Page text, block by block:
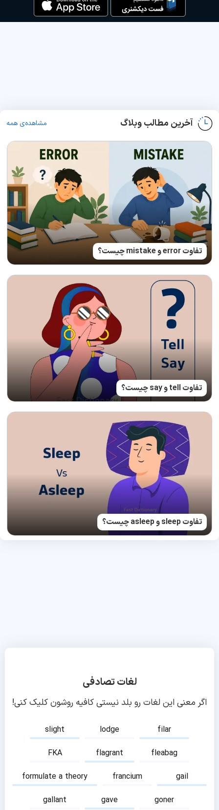
آخرین مطالب وبلاگ مشاهده‌ی همه
تفاوت error و mistake چیست؟
تفاوت tell و say چیست؟
تفاوت sleep و asleep چیست؟
لغات تصادفی
اگر معنی این لغات رو بلد نیستی کافیه روشون کلیک کنی!
slight lodge
filar
FKA
flagrant
fleabag
formulate a theory
francium
gail
gallant
gave
goner